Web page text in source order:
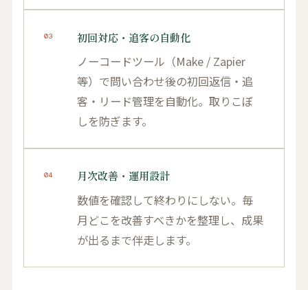
03 初回対応・追客の自動化
ノーコードツール（Make / Zapier
等）で問い合わせ後の初回返信・追
客・リード管理を自動化。取りこぼ
しを防ぎます。
04 月次改善・運用設計
数値を確認して終わりにしない。毎
月どこを改善すべきかを整理し、成果
が出るまで伴走します。